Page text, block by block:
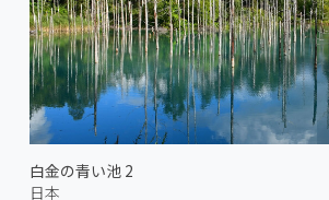
白金の青い池 2
日本